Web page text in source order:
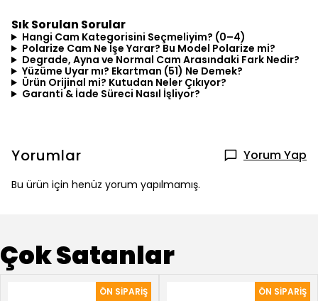
Sık Sorulan Sorular
Hangi Cam Kategorisini Seçmeliyim? (0–4)
Polarize Cam Ne İşe Yarar? Bu Model Polarize mi?
Degrade, Ayna ve Normal Cam Arasındaki Fark Nedir?
Yüzüme Uyar mı? Ekartman (51) Ne Demek?
Ürün Orijinal mi? Kutudan Neler Çıkıyor?
Garanti & İade Süreci Nasıl İşliyor?
Yorumlar Yorum Yap
Bu ürün için henüz yorum yapılmamış.
Çok Satanlar